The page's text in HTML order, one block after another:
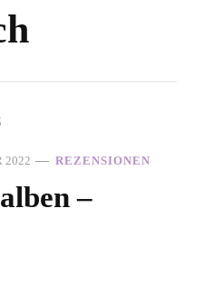
2022 REZENSIONEN
–